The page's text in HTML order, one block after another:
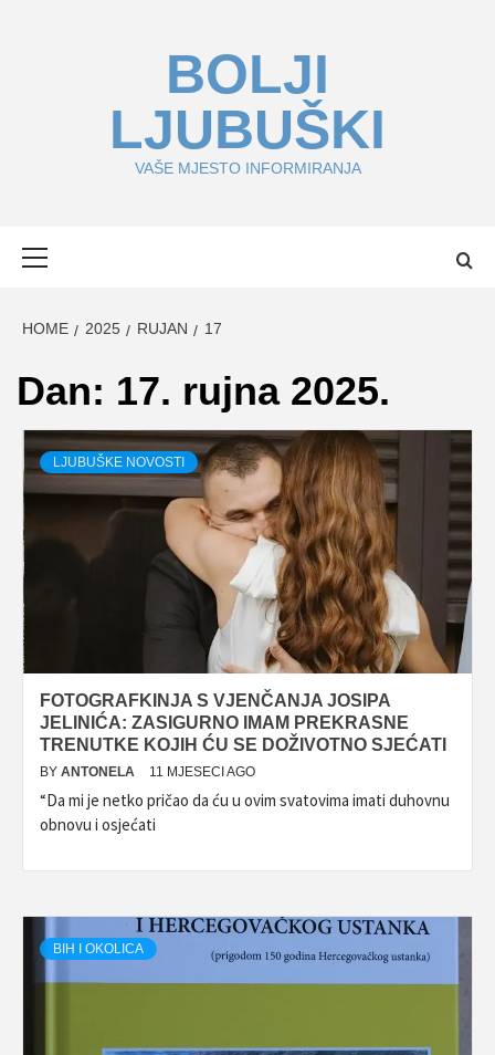
BOLJI
LJUBUŠKI
VAŠE MJESTO INFORMIRANJA
HOME 2025 RUJAN 17
Dan: 17. rujna 2025.
LJUBUŠKE NOVOSTI
FOTOGRAFKINJA S VJENČANJA JOSIPA
JELINIĆA: ZASIGURNO IMAM PREKRASNE
TRENUTKE KOJIH ĆU SE DOŽIVOTNO SJEĆATI
BY ANTONELA 11 MJESECI AGO
“Da mi je netko pričao da ću u ovim svatovima imati duhovnu
obnovu i osjećati
BIH I OKOLICA